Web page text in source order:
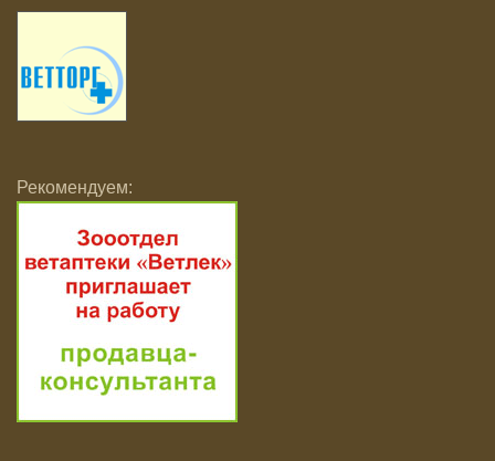
Рекомендуем: